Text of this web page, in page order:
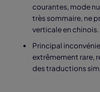
courantes, mode
très sommaire, ne
verticale en chinois.
Principal
extrêmement rare,
des traductions